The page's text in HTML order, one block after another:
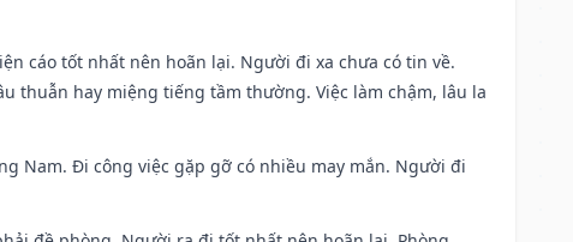
cáo tốt nhất nên hoãn lại. Người đi xa chưa có tin về.
thuẫn hay miệng tiếng tầm thường. Việc làm chậm, lâu la
Nam. Đi công việc gặp gỡ có nhiều may mắn. Người đi